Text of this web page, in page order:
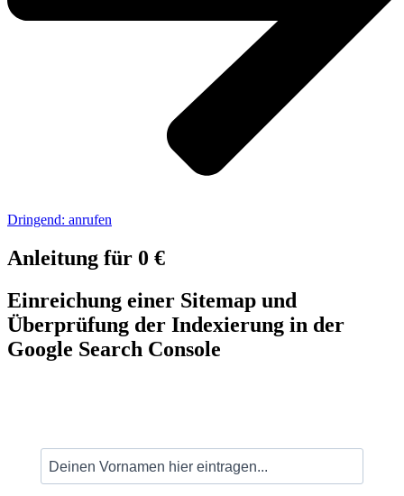
Dringend: anrufen
Anleitung für 0 €
Einreichung einer Sitemap und
Überprüfung der Indexierung in der
Google Search Console